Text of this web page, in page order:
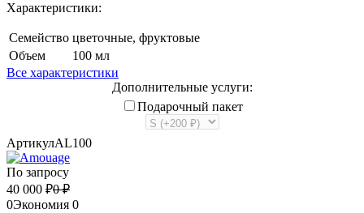
Характеристики:
Семейство цветочные, фруктовые
Объем
100 мл
Все характеристики
Дополнительные услуги:
Подарочный пакет
АртикулAL100
По запросу
40 000 ₽0 ₽
0Экономия 0